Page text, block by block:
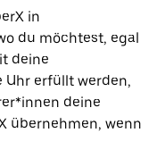
in
du möchtest, egal
deine
Uhr erfüllt werden,
deine
übernehmen, wenn